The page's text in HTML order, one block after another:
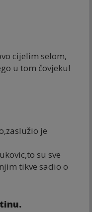
cijelim selom,
u tom čovjeku!
je
su sve
tikve sadio o